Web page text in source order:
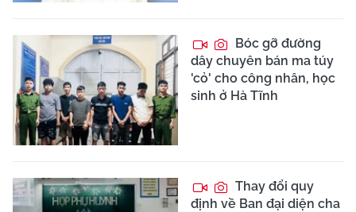
Bóc gỡ đường
dây chuyên bán ma túy
'cỏ' cho công nhân, học
sinh ở Hà Tĩnh
Thay đổi quy
định về Ban đại diện cha